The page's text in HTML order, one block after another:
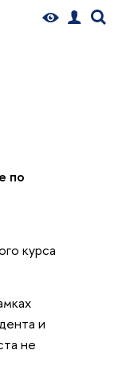
по
курса
и
не